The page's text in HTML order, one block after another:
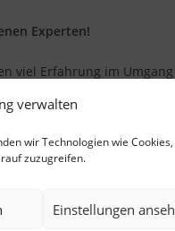
verwalten
wir Technologien wie
zuzugreifen.
Einstellungen
Experten!
viel Erfahrung im